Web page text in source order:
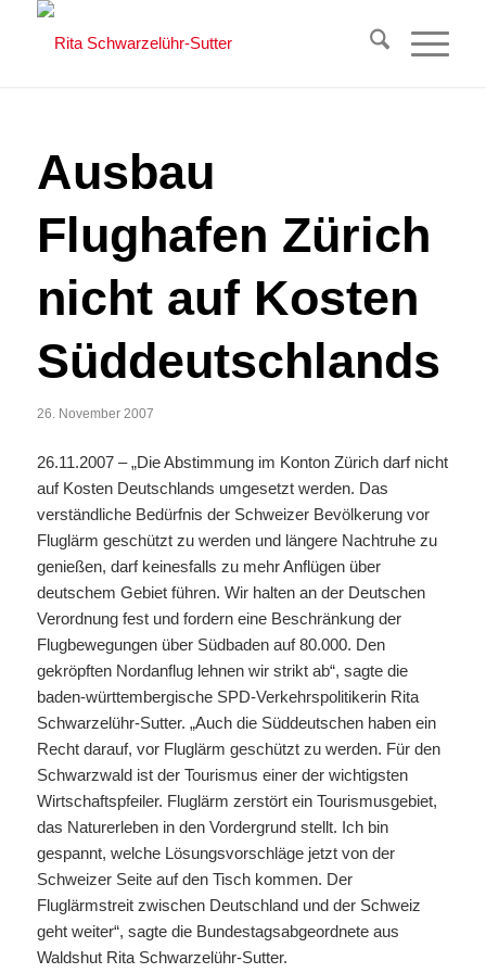
Ausbau
Flughafen Zürich
nicht auf Kosten
Süddeutschlands
26. November 2007
26.11.2007 – „Die Abstimmung im Konton Zürich darf nicht
auf Kosten Deutschlands umgesetzt werden. Das
verständliche Bedürfnis der Schweizer Bevölkerung vor
Fluglärm geschützt zu werden und längere Nachtruhe zu
genießen, darf keinesfalls zu mehr Anflügen über
deutschem Gebiet führen. Wir halten an der Deutschen
Verordnung fest und fordern eine Beschränkung der
Flugbewegungen über Südbaden auf 80.000. Den
gekröpften Nordanflug lehnen wir strikt ab“, sagte die
baden-württembergische SPD-Verkehrspolitikerin Rita
Schwarzelühr-Sutter. „Auch die Süddeutschen haben ein
Recht darauf, vor Fluglärm geschützt zu werden. Für den
Schwarzwald ist der Tourismus einer der wichtigsten
Wirtschaftspfeiler. Fluglärm zerstört ein Tourismusgebiet,
das Naturerleben in den Vordergrund stellt. Ich bin
gespannt, welche Lösungsvorschläge jetzt von der
Schweizer Seite auf den Tisch kommen. Der
Fluglärmstreit zwischen Deutschland und der Schweiz
geht weiter“, sagte die Bundestagsabgeordnete aus
Waldshut Rita Schwarzelühr-Sutter.